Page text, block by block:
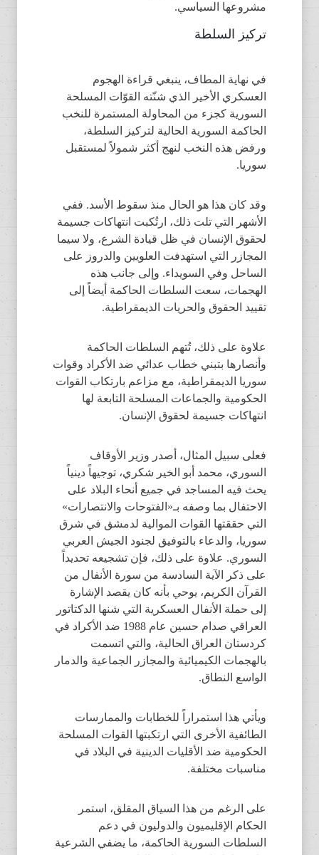
مشروعها السياسي.
تركيز السلطة
في نهاية المطاف، ينبغي قراءة الهجوم
العسكري الأخير الذي شنّته القوّات المسلحة
السورية كجزء من المحاولة المستمرة للنخب
الحاكمة السورية الحالية لتركيز السلطة،
ورفض هذه النخب لنهج أكثر شمولاً لمستقبل
سوريا.
وقد كان هذا هو الحال منذ سقوط الأسد. ففي
الأشهر التي تلت ذلك، ارتُكبت انتهاكات جسيمة
لحقوق الإنسان في ظل قيادة الشرع، ولا سيما
المجازر التي استهدفت العلويين والدروز على
الساحل وفي السويداء. وإلى جانب هذه
الهجمات، سعت السلطات الحاكمة أيضاً إلى
تقييد الحقوق والحريات الديمقراطية.
علاوة على ذلك، تُتهم السلطات الحاكمة
وأنصارها بتبني خطاب عدائي ضد الأكراد وقوات
سوريا الديمقراطية، مع مزاعم بارتكاب القوات
الحكومية والجماعات المسلحة التابعة لها
انتهاكات جسيمة لحقوق الإنسان.
فعلى سبيل المثال، أصدر وزير الأوقاف
السوري، محمد أبو الخير شكري، توجيهاً دينياً
يحث فيه المساجد في جميع أنحاء البلاد على
الاحتفال بما وصفه بـ«الفتوحات والانتصارات»
التي حققتها القوات الموالية لدمشق في شرق
سوريا، والدعاء بالتوفيق لجنود الجيش العربي
السوري. علاوة على ذلك، فإن تشجيعه تحديداً
على ذكر الآية السادسة من سورة الأنفال من
القرآن الكريم، يوحي بأنه كان يقصد الإشارة
إلى حملة الأنفال العسكرية التي شنها الدكتاتور
العراقي صدام حسين عام 1988 ضد الأكراد في
كردستان العراق الحالية، والتي اتسمت
بالهجمات الكيميائية والمجازر الجماعية والدمار
الواسع النطاق.
ويأتي هذا استمراراً للخطابات والممارسات
الطائفية الأخرى التي ارتكبتها القوات المسلحة
الحكومية ضد الأقليات الدينية في البلاد في
مناسبات مختلفة.
على الرغم من هذا السياق المقلق، استمر
الحكام الإقليميون والدوليون في دعم
السلطات السورية الحاكمة، ما يضفي الشرعية